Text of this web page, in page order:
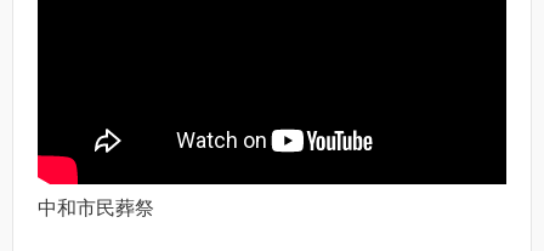
中和市民葬祭